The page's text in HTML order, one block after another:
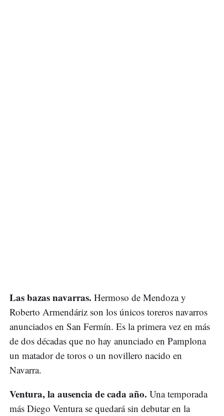
Las bazas navarras. Hermoso de Mendoza y
Roberto Armendáriz son los únicos toreros navarros
anunciados en San Fermín. Es la primera vez en más
de dos décadas que no hay anunciado en Pamplona
un matador de toros o un novillero nacido en
Navarra.
Ventura, la ausencia de cada año. Una temporada
más Diego Ventura se quedará sin debutar en la